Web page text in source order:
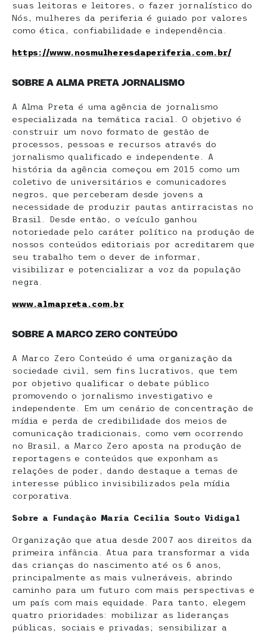
suas leitoras e leitores, o fazer jornalístico do
Nós, mulheres da periferia é guiado por valores
como ética, confiabilidade e independência.
https://www.nosmulheresdaperiferia.com.br/
SOBRE A ALMA PRETA JORNALISMO
A Alma Preta é uma agência de jornalismo
especializada na temática racial. O objetivo é
construir um novo formato de gestão de
processos, pessoas e recursos através do
jornalismo qualificado e independente. A
história da agência começou em 2015 como um
coletivo de universitários e comunicadores
negros, que perceberam desde jovens a
necessidade de produzir pautas antirracistas no
Brasil. Desde então, o veículo ganhou
notoriedade pelo caráter político na produção de
nossos conteúdos editoriais por acreditarem que
seu trabalho tem o dever de informar,
visibilizar e potencializar a voz da população
negra.
www.almapreta.com.br
SOBRE A MARCO ZERO CONTEÚDO
A Marco Zero Conteúdo é uma organização da
sociedade civil, sem fins lucrativos, que tem
por objetivo qualificar o debate público
promovendo o jornalismo investigativo e
independente. Em um cenário de concentração de
mídia e perda de credibilidade dos meios de
comunicação tradicionais, como vem ocorrendo
no Brasil, a Marco Zero aposta na produção de
reportagens e conteúdos que exponham as
relações de poder, dando destaque a temas de
interesse público invisibilizados pela mídia
corporativa.
Sobre a Fundação Maria Cecilia Souto Vidigal
Organização que atua desde 2007 aos direitos da
primeira infância. Atua para transformar a vida
das crianças do nascimento até os 6 anos,
principalmente as mais vulneráveis, abrindo
caminho para um futuro com mais perspectivas e
um país com mais equidade. Para tanto, elegem
quatro prioridades: mobilizar as lideranças
públicas, sociais e privadas; sensibilizar a